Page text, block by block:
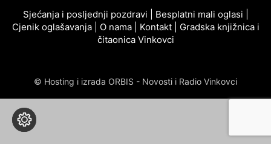
Sjećanja i posljednji pozdravi Besplatni mali oglasi
Cjenik oglašavanja| O nama| Kontakt| Gradska knjižnica i
čitaonica Vinkovci
© Hosting i izrada ORBIS - Novosti i Radio Vinkovci